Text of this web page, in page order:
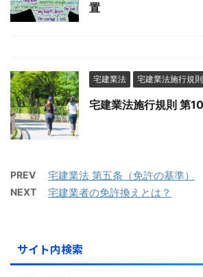
置
宅建業法 宅建業法施行規則
宅建業法施行規則 第
PREV 宅建業法 第五条（免許の基準）
NEXT 宅建業者の免許換えとは？
サイト内検索